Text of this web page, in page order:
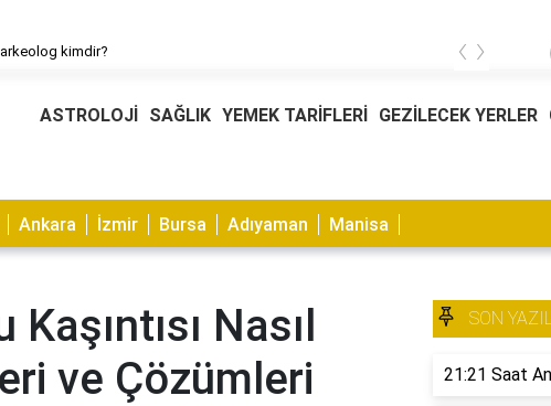
arkeolog kimdir? İlk
‹ ›
ASTROLOJİ SAĞLIK YEMEK TARİFLERİ GEZİLECEK YERLER
Ankara İzmir Bursa Adıyaman Manisa
Nasıl
ve Çözümleri
SON
21:21 Saat